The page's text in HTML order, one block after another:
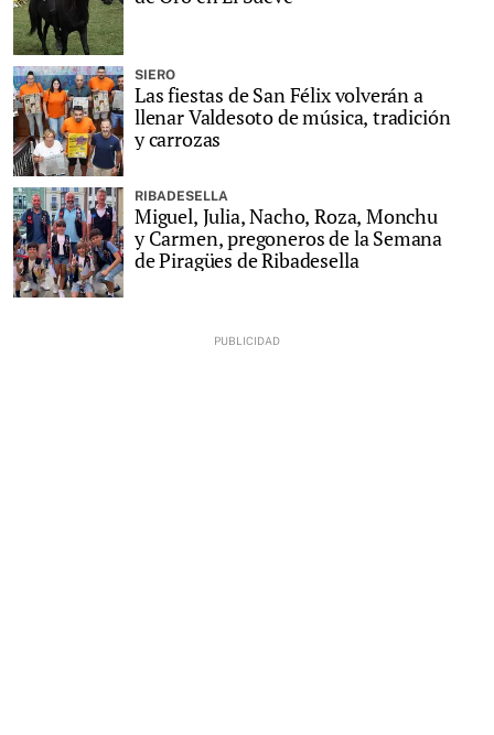
SIERO
Las fiestas de San Félix volverán a
llenar Valdesoto de música, tradición
y carrozas
RIBADESELLA
Miguel, Julia, Nacho, Roza, Monchu
y Carmen, pregoneros de la Semana
de Piragües de Ribadesella